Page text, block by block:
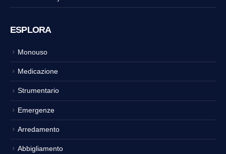
ESPLORA
Monouso
Medicazione
Strumentario
Emergenze
Arredamento
Abbigliamento